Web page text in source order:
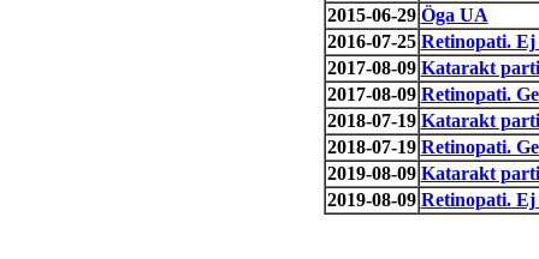
2015-06-29 Öga UA
2016-07-25 Retinopati.
2017-08-09 Katarakt
2017-08-09 Retinopati.
2018-07-19 Katarakt
2018-07-19 Retinopati.
2019-08-09 Katarakt
2019-08-09 Retinopati.